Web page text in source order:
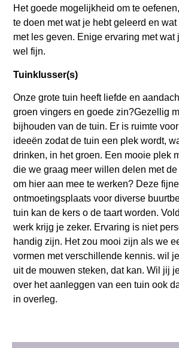
Het goede mogelijkheid om te
te doen met wat je hebt geleerd en
met les geven. Enige ervaring met wat
wel fijn.
Tuinklusser(s)
Onze grote tuin heeft liefde en
groen vingers en goede zin?Gezellig
bijhouden van de tuin. Er is ruimte
ideeën zodat de tuin een plek wordt,
drinken, in het groen. Een mooie plek
die we graag meer willen delen met
om hier aan mee te werken? Deze
ontmoetingsplaats voor diverse
tuin kan de kers o de taart worden.
werk krijg je zeker. Ervaring is niet
handig zijn. Het zou mooi zijn als we
vormen met verschillende kennis. wil
uit de mouwen steken, dat kan. Wil jij
over het aanleggen van een tuin ook
in overleg.